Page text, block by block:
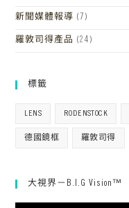
新聞媒體報導 (7)
羅敦司得產品 (24)
標籤
LENS RODENSTOCK
德國鏡框 羅敦司得
大視界－B.I.G Vision™